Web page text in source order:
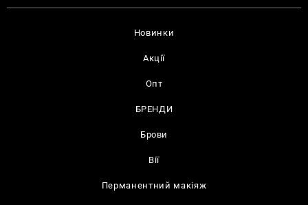
Новинки
Акції
Опт
БРЕНДИ
Брови
Вії
Перманентний макіяж